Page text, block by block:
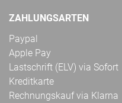
ZAHLUNGSARTEN
Paypal
Apple Pay
Lastschrift (ELV) via Sofort
Kreditkarte
Rechnungskauf via Klarna